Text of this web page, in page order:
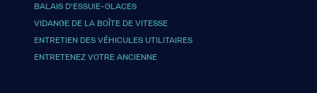
BALAIS D’ESSUIE-GLACES
VIDANGE DE LA BOÎTE DE VITESSE
ENTRETIEN DES VÉHICULES UTILITAIRES
ENTRETENEZ VOTRE ANCIENNE